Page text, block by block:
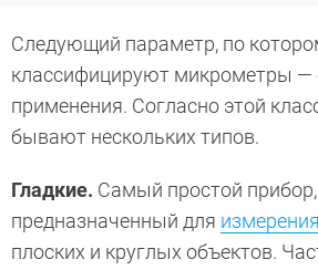
Следующий параметр, по
классифицируют микрометры —
применения. Согласно этой
бывают нескольких типов.
Гладкие. Самый простой прибор,
предназначенный для
плоских и круглых объектов.